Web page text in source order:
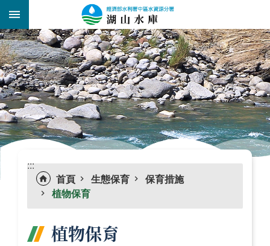
跳到主要內容區塊
::: _
:::
首頁
生態保育
保育措施
植物保育
植物保育